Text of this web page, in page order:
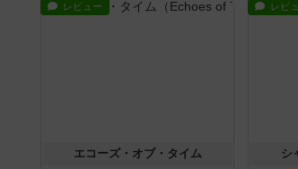
レビュー
エコーズ・オブ・タイム
レビ
シ